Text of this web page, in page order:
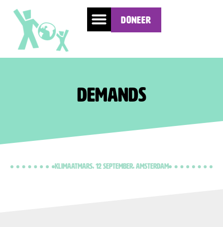
Doneer
Demands
Klimaatmars, 12 september, Amsterdam